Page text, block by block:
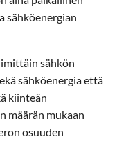
sähköenergian
sähkön
sähköenergia että
kiinteän
määrän mukaan
osuuden